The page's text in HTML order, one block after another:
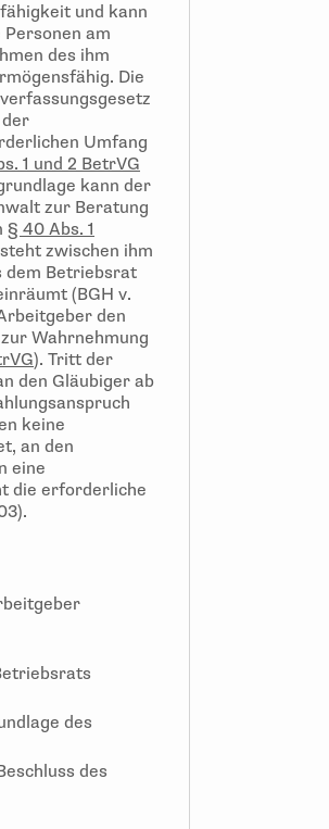
und kann
am
des ihm
Die
Umfang
1 und 2 BetrVG
kann der
zur Beratung
§ 40 Abs. 1
zwischen ihm
dem Betriebsrat
(BGH v.
den
Wahrnehmung
). Tritt der
den Gläubiger ab
keine
an den
eine
die erforderliche
des
des